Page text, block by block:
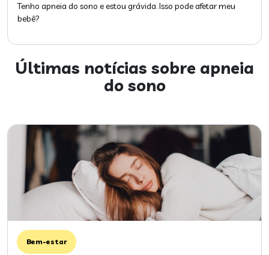
Tenho apneia do sono e estou grávida. Isso pode afetar meu
bebê?
Últimas notícias sobre apneia
do sono
Bem-estar